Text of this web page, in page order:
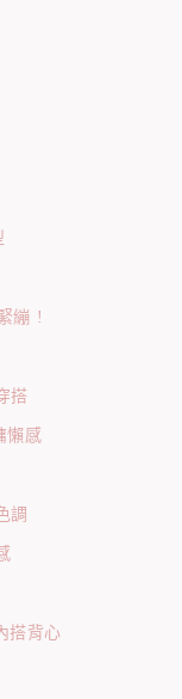
繃 !
搭
懶感
調
搭背心